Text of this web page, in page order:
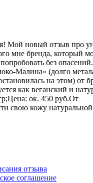
Мой новый отзыв про
мне бренда, который
без
Малина» (долго
на этом) от
как веганский и
ок. 450 руб.От
свою кожу
отзыва
соглашение